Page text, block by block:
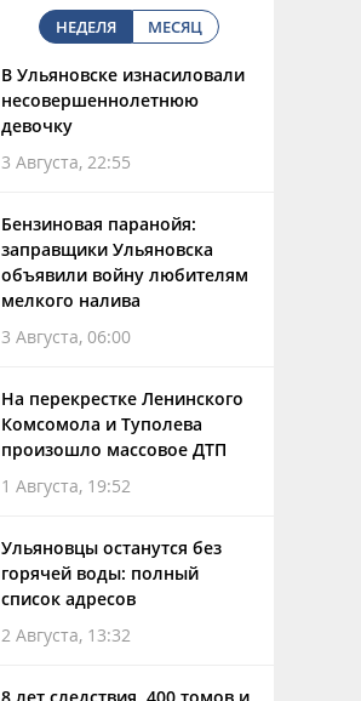
НЕДЕЛЯ МЕСЯЦ
В Ульяновске изнасиловали
несовершеннолетнюю
девочку
3 Августа, 22:55
Бензиновая паранойя:
заправщики Ульяновска
объявили войну любителям
мелкого налива
3 Августа, 06:00
На перекрестке Ленинского
Комсомола и Туполева
произошло массовое ДТП
1 Августа, 19:52
Ульяновцы останутся без
горячей воды: полный
список адресов
2 Августа, 13:32